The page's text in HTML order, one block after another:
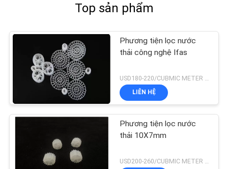
Top sản phẩm
Phương tiện lọc nước
thải công nghệ Ifas
LIÊN HỆ
Phương tiện lọc nước
thải 10X7mm